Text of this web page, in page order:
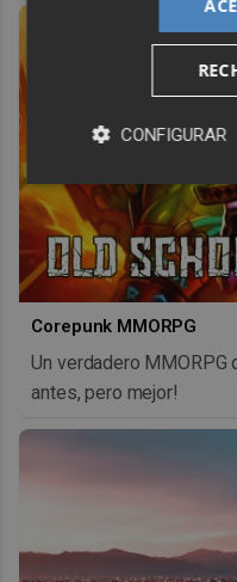
Corepunk MMORPG
Un verdadero MMORPG
antes, pero mejor!
CONFIGURAR